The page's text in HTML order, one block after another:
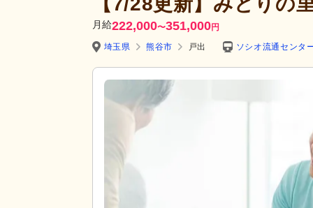
月給222,000〜351,000円
埼玉県
熊谷市 戸出 ソシオ流通センタ